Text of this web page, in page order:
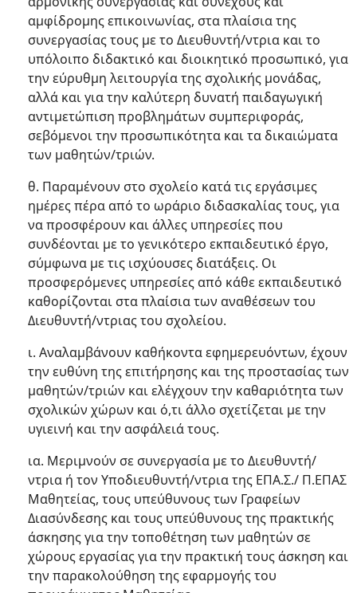
αμφίδρομης επικοινωνίας, στα πλαίσια της
συνεργασίας τους με το Διευθυντή/ντρια και το
υπόλοιπο διδακτικό και διοικητικό προσωπικό, για
την εύρυθμη λειτουργία της σχολικής μονάδας,
αλλά και για την καλύτερη δυνατή παιδαγωγική
αντιμετώπιση προβλημάτων συμπεριφοράς,
σεβόμενοι την προσωπικότητα και τα δικαιώματα
των μαθητών/τριών.
θ. Παραμένουν στο σχολείο κατά τις εργάσιμες
ημέρες πέρα από το ωράριο διδασκαλίας τους, για
να προσφέρουν και άλλες υπηρεσίες που
συνδέονται με το γενικότερο εκπαιδευτικό έργο,
σύμφωνα με τις ισχύουσες διατάξεις. Οι
προσφερόμενες υπηρεσίες από κάθε εκπαιδευτικό
καθορίζονται στα πλαίσια των αναθέσεων του
Διευθυντή/ντριας του σχολείου.
ι. Αναλαμβάνουν καθήκοντα εφημερευόντων, έχουν
την ευθύνη της επιτήρησης και της προστασίας των
μαθητών/τριών και ελέγχουν την καθαριότητα των
σχολικών χώρων και ό,τι άλλο σχετίζεται με την
υγιεινή και την ασφάλειά τους.
ια. Μεριμνούν σε συνεργασία με το Διευθυντή/
ντρια ή τον Υποδιευθυντή/ντρια της ΕΠΑ.Σ./ Π.ΕΠΑΣ
Μαθητείας, τους υπεύθυνους των Γραφείων
Διασύνδεσης και τους υπεύθυνους της πρακτικής
άσκησης για την τοποθέτηση των μαθητών σε
χώρους εργασίας για την πρακτική τους άσκηση και
την παρακολούθηση της εφαρμογής του